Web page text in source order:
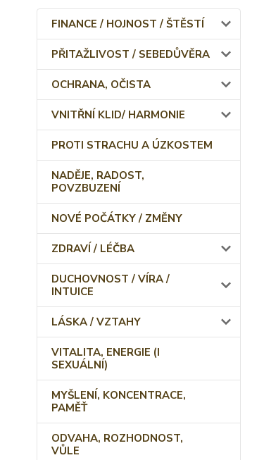
FINANCE / HOJNOST / ŠTĚSTÍ
PŘITAŽLIVOST / SEBEDŮVĚRA
OCHRANA, OČISTA
VNITŘNÍ KLID/ HARMONIE
PROTI STRACHU A ÚZKOSTEM
NADĚJE, RADOST,
POVZBUZENÍ
NOVÉ POČÁTKY / ZMĚNY
ZDRAVÍ / LÉČBA
DUCHOVNOST / VÍRA /
INTUICE
LÁSKA / VZTAHY
VITALITA, ENERGIE (I
SEXUÁLNÍ)
MYŠLENÍ, KONCENTRACE,
PAMĚŤ
ODVAHA, ROZHODNOST,
VŮLE